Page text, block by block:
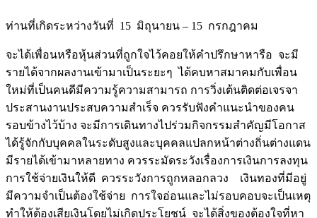
ท่านที่เกิดระหว่างวันที่ 15 มิถุนายน – 15 กรกฎาคม
จะได้เพื่อนหรือหุ้นส่วนที่ถูกใจไว้คอยให้คำปรึกษาหารือ จะมี
รายได้จากผลงานเข้ามาเป็นระยะๆ ได้คบหาสมาคมกับเพื่อน
ใหม่ที่เป็นคนดีมีความรู้ความสามารถ การวิ่งเต้นติดต่อเจรจา
ประสานงานประสบความสำเร็จ ควรรับฟังคำแนะนำของคน
รอบข้างไว้บ้าง จะมีการเดินทางไปร่วมกิจกรรมสำคัญมีโอกาส
ได้รู้จักกับบุคคลในระดับสูงและบุคคลแปลกหน้าต่างถิ่นต่างแดน
มีรายได้เข้ามาหลายทาง ควรระมัดระวังเรื่องการเงินการลงทุน
การใช้จ่ายเงินให้ดี ควรระวังการถูกหลอกลวง เงินทองที่มีอยู่
มีความจำเป็นต้องใช้จ่าย การใจอ่อนและไม่รอบคอบจะเป็นเหตุ
ทำให้ต้องเสียเงินโดยไม่เกิดประโยชน์ จะได้สิ่งของต้องใจที่หา